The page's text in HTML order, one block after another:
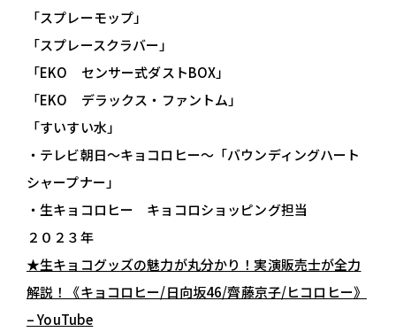
「スプレーモップ」
「スプレースクラバー」
「EKO センサー式ダストBOX」
「EKO デラックス・ファントム」
「すいすい水」
・テレビ朝日～キョコロヒー～「バウンディングハート
シャープナー」
・生キョコロヒー キョコロショッピング担当
２０２３年
★生キョコグッズの魅力が丸分かり！実演販売士が全力
解説！《キョコロヒー/日向坂46/齊藤京子/ヒコロヒー》
– YouTube